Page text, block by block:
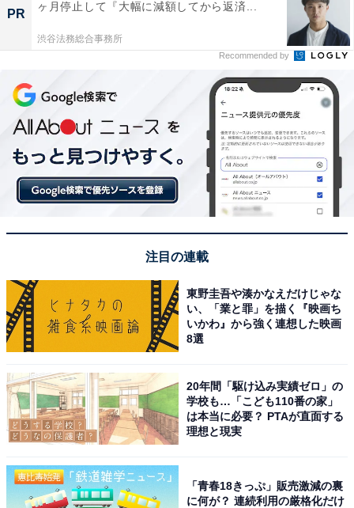
PR
ヶ月停止して『大幅に減額してから返済...
渋谷法務総合事務所
Recommended by
注目の連載
東野圭吾や湊かなえだけじゃな
い、「業と罪」を描く『映画ち
いかわ』から強く連想した映画
8選
20年間「駆け込み実績ゼロ」の
学校も…「こども110番の家」
は本当に必要？ PTAが直面する
理想と現実
「青春18きっぷ」販売激減の裏
に何が？ 連続利用の厳格化だけ